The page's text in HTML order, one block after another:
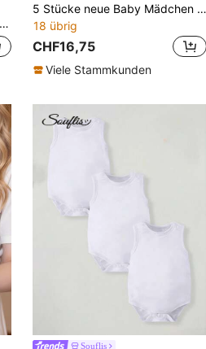
5 Stücke neue Baby Mädchen Dreieck Jumpsuit, frische Pastellfarben Serie, mehrere süße Muster, kreative Baumwolle, bequem, weich, kurz zum Krabbeln
18 übrig
CHF16,75
Viele Stammkunden
Souflis